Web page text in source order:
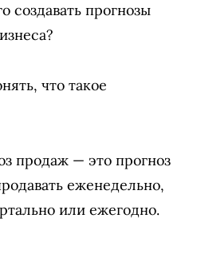
создавать прогнозы
что такое
продаж — это прогноз
еженедельно,
или ежегодно.